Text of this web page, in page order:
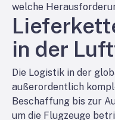
welche
in der
Die Logistik in der
außerordentlich
Beschaffung bis zur
um die Flugzeuge